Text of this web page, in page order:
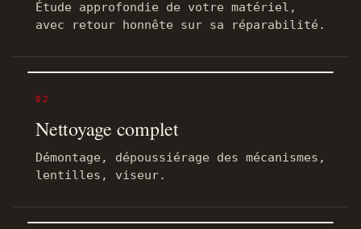
Étude approfondie de votre matériel,
avec retour honnête sur sa réparabilité.
02
Nettoyage complet
Démontage, dépoussiérage des mécanismes,
lentilles, viseur.